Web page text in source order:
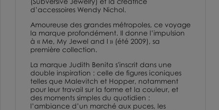
d’accessoires Wendy Nichol.
Amoureuse des grandes métropoles, ce voyage
la marque profondément. Il donne l’impulsion
à « Me, My Jewel and I » (été 2009), sa
première collection.
La marque Judith Benita s'inscrit dans une
double inspiration : celle de figures iconiques
telles que Malevitch et Hopper, notamment
pour leur travail sur la forme et la couleur, et
des moments simples du quotidien :
l’ambiance d’un marché aux puces, les